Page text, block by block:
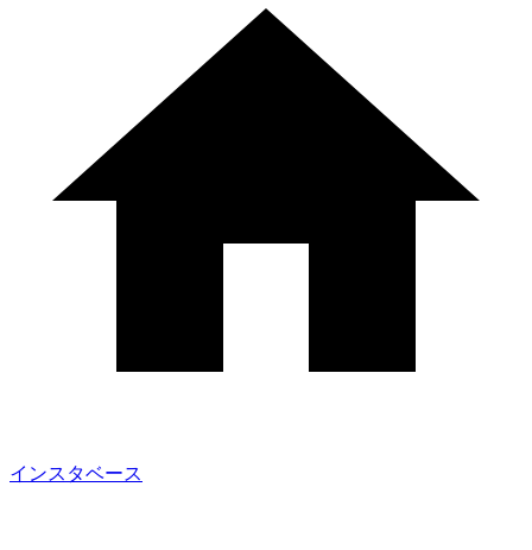
インスタベース